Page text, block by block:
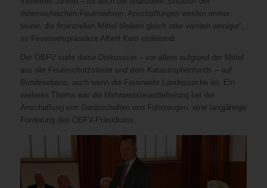
österreichischen Feuerwehren. Anschaffungen werden immer
teurer, die finanziellen Mittel bleiben gleich oder werden weniger“,
so Feuerwehrpräsident Albert Kern einleitend.
Der ÖBFV sieht diese Diskussion – vor allem aufgrund der Mittel
aus der Feuerschutzsteuer und dem Katastrophenfonds – auf
Bundesebene, auch wenn die Feuerwehr Landessache ist. Ein
weiteres Thema war die Mehrwertsteuerbefreiung bei der
Anschaffung von Gerätschaften und Fahrzeugen, eine langjährige
Forderung des ÖBFV-Präsidiums.